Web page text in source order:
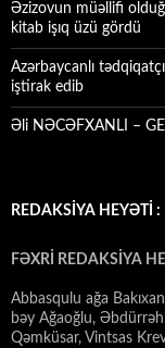
Əzizovun müəllifi
kitab işıq üzü gördü
Azərbaycanlı
iştirak edib
Əli NƏCƏFXANLI –
REDAKSİYA HEYƏTİ :
FƏXRİ REDAKSİYA
Abbasqulu ağa
bəy Ağaoğlu,
Qəmküsar, Vintsas